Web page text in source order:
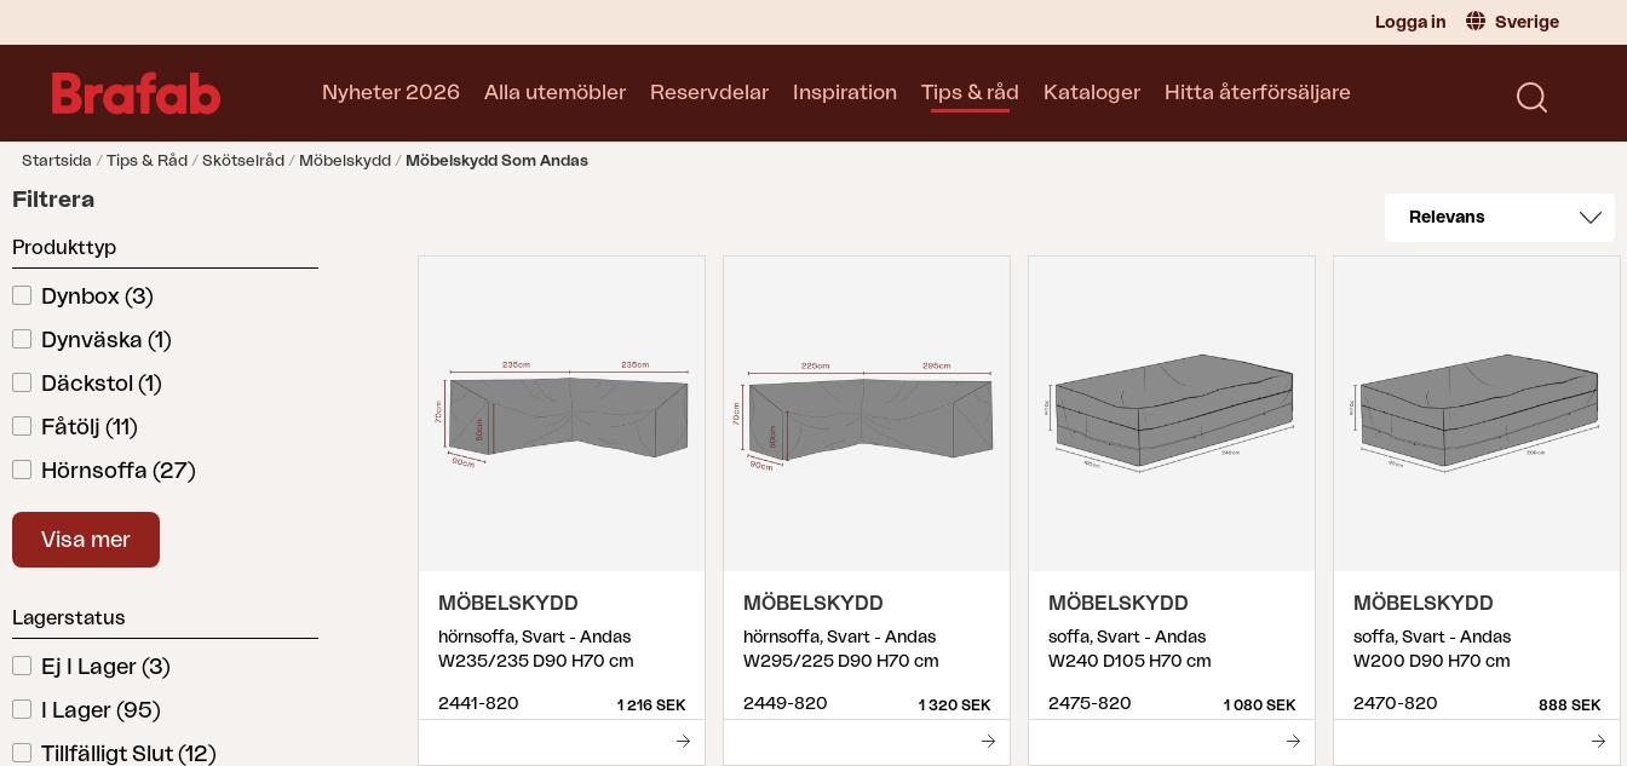
Logga in Sverige
Återförsäljare
Nyheter 2026 Alla utemöbler
Fåtölj
Stol
Utekök
Vilsäng
Hammock
Parasoll
Accessoar
Dyna
Möbelskydd
Säljmaterial
Set
Motty Trolly
Reservdelar Inspiration Tips & råd Kataloger Hitta återförsäljare
Startsida Tips & Råd Skötselråd Möbelskydd Möbelskydd Som Andas
Filtrera
Produkttyp
Dynbox (3)
Dynväska (1)
Däckstol (1)
Fåtölj (11)
Hörnsoffa (27)
Matgrupp(26
Recliner(1)
Visa mer
Lagerstatus
Ej I Lager (3)
I Lager (95)
Tillfälligt Slut (12)
MÖBELSKYDD
hörnsoffa, Svart - Andas
W235/235 D90 H70 cm
2441-820 1 216 SEK
MÖBELSKYDD
hörnsoffa, Svart - Andas
W295/225 D90 H70 cm
2449-820 1 320 SEK
MÖBELSKYDD
soffa, Svart - Andas
W240 D105 H70 cm
2475-820 1 080 SEK
MÖBELSKYDD
soffa, Svart - Andas
W200 D90 H70 cm
2470-820 888 SEK